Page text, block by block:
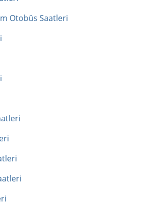
Otobüs Saatleri